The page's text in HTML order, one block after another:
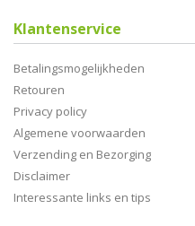
Klantenservice
Betalingsmogelijkheden
Retouren
Privacy policy
Algemene voorwaarden
Verzending en Bezorging
Disclaimer
Interessante links en tips